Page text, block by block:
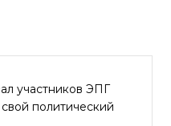
участников ЭПГ
политический